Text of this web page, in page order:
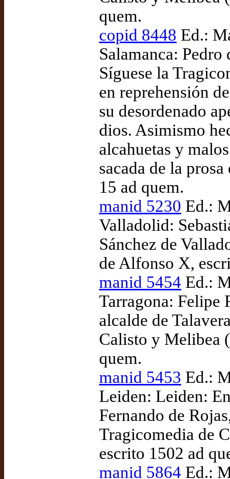
quem.
copid 8448 Ed.:
Salamanca:
Síguese la
en reprehensión
su desordenado
dios. Asimismo
alcahuetas y
sacada de la
15 ad quem.
manid 5230 Ed.:
Valladolid:
Sánchez de
de Alfonso X,
manid 5454 Ed.:
Tarragona: Felipe
alcalde de
Calisto y Melibea
quem.
manid 5453 Ed.:
Leiden: Leiden:
Fernando de
Tragicomedia de
escrito 1502 ad
manid 5864 Ed.: